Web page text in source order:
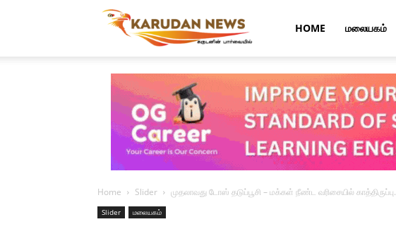
Karudan
News
HOME மலையகம்
Home Slider முதலாவது டோஸ் தடுப்பூசி – மக்கள் நீண்ட வரிசையில் காத்திருப்பு.
Slider மலையகம்